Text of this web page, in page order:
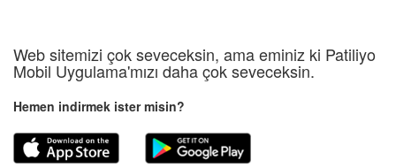
Web sitemizi çok seveceksin, ama eminiz ki Patiliyo
Mobil Uygulama'mızı daha çok seveceksin.
Hemen indirmek ister misin?